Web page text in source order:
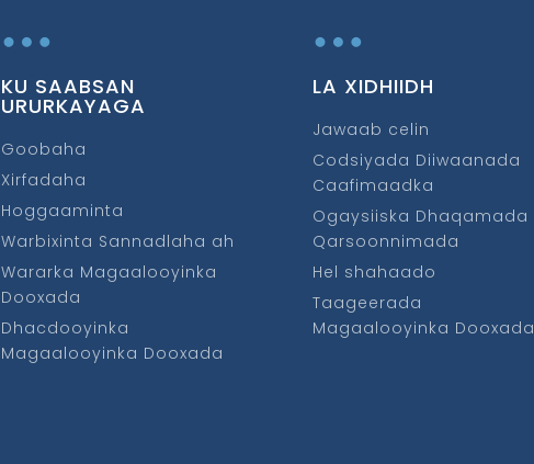
…
KU SAABSAN
URURKAYAGA
Goobaha
Xirfadaha
Hoggaaminta
Warbixinta Sannadlaha ah
Wararka Magaalooyinka
Dooxada
Dhacdooyinka
Magaalooyinka Dooxada
…
LA XIDHIIDH
Jawaab celin
Codsiyada Diiwaanada
Caafimaadka
Ogaysiiska Dhaqamada
Qarsoonnimada
Hel shahaado
Taageerada
Magaalooyinka Dooxada